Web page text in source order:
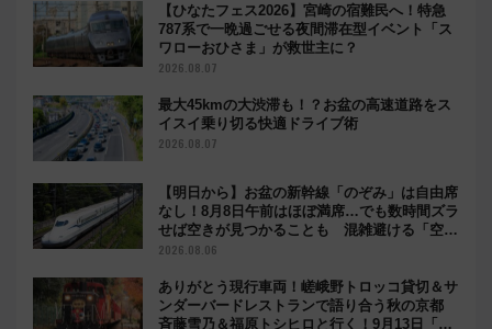
【ひなたフェス2026】宮崎の宿難民へ！特急
787系で一晩過ごせる夜間滞在型イベント「ス
ワローおひさま」が救世主に？
2026.08.07
最大45kmの大渋滞も！？お盆の高速道路をス
イスイ乗り切る快適ドライブ術
2026.08.07
【明日から】お盆の新幹線「のぞみ」は自由席
なし！8月8日午前はほぼ満席…でも数時間ズラ
せば空きが見つかることも 混雑避ける「空
席」探しのコツ
2026.08.06
ありがとう現行車両！嵯峨野トロッコ貸切＆サ
ンダーバードレストランで語り合う秋の京都
斉藤雪乃＆福原トシヒロと行く！9月13日「京